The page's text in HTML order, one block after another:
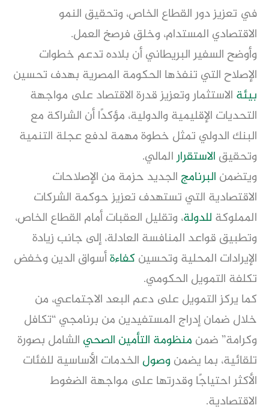
في تعزيز دور القطاع الخاص، وتحقيق النمو
الاقتصادي المستدام، وخلق فرصخ العمل.
وأوضح السفير البريطاني أن بلاده تدعم خطوات
الإصلاح التي تنفذها الحكومة المصرية بهدف تحسين
بيئة الاستثمار وتعزيز قدرة الاقتصاد على مواجهة
التحديات الإقليمية والدولية، مؤكدًا أن الشراكة مع
البنك الدولي تمثل خطوة مهمة لدفع عجلة التنمية
وتحقيق الاستقرارالمالي.
ويتضمن البرنامج الجديد حزمة من الإصلاحات
الاقتصادية التي تستهدف تعزيز حوكمة الشركات
المملوكة للدولة، وتقليل العقبات أمام القطاع الخاص،
وتطبيق قواعد المنافسة العادلة، إلى جانب زيادة
الإيرادات المحلية وتحسينكفاءةأسواق الدين وخفض
تكلفة التمويل الحكومي.
كما يركز التمويل على دعم البعد الاجتماعي، من
خلال ضمان إدراج المستفيدين من برنامجي “تكافل
وكرامة” ضمن منظومة التأمين الصحي الشامل بصورة
تلقائية، بما يضمنوصول الخدمات الأساسية للفئات
الأكثر احتياجًا وقدرتها على مواجهة الضغوط
الاقتصادية.